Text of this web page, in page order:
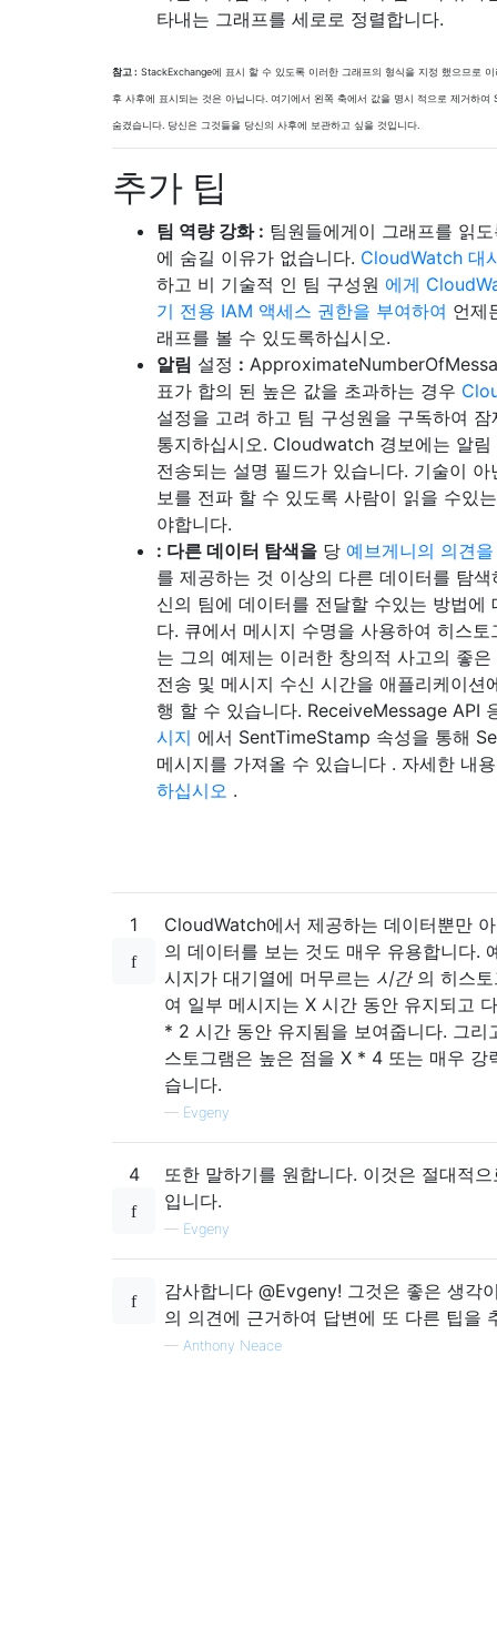
타내는 그래프를 세로로 정렬합니다.
참고 : StackExchange에 표시 할 수 있도록 이러한 그래프의 형식을 지정 했으므로
후 사후에 표시되는 것은 아닙니다. 여기에서 왼쪽 축에서 값을 명시 적으로 제거하여
숨겼습니다. 당신은 그것들을 당신의 사후에 보관하고 싶을 것입니다.
추가 팁
팀 역량 강화 : 팀원들에게이 그래프를 읽
에 숨길 이유가 없습니다. CloudWatch 대
하고 비 기술적 인 팀 구성원 에게
기 전용 IAM 액세스 권한을 부여하여 언제
래프를 볼 수 있도록하십시오.
알림 설정 :
표가 합의 된 높은 값을 초과하는 경우
설정을 고려 하고 팀 구성원을 구독하여
통지하십시오. Cloudwatch 경보에는 알림
전송되는 설명 필드가 있습니다. 기술이
보를 전파 할 수 있도록 사람이 읽을 수있
야합니다.
: 다른 데이터 탐색을 당 예브게니의 의견을
를 제공하는 것 이상의 다른 데이터를 탐
신의 팀에 데이터를 전달할 수있는 방법에
다. 큐에서 메시지 수명을 사용하여 히스토
는 그의 예제는 이러한 창의적 사고의 좋
전송 및 메시지 수신 시간을 애플리케이션
행 할 수 있습니다. ReceiveMessage API
시지 에서 SentTimeStamp 속성을 통해
메시지를 가져올 수 있습니다 . 자세한 내
하십시오 .
1
CloudWatch에서 제공하는 데이터뿐만
의 데이터를 보는 것도 매우 유용합니다.
시지가 대기열에 머무르는 시간의 히스토
여 일부 메시지는 X 시간 동안 유지되고
* 2 시간 동안 유지됨을 보여줍니다. 그리
스토그램은 높은 점을 X * 4 또는 매우 강
습니다.
— Evgeny
4
또한 말하기를 원합니다. 이것은 절대적
입니다.
— Evgeny
감사합니다 @Evgeny! 그것은 좋은 생각
의 의견에 근거하여 답변에 또 다른 팁을
— Anthony Neace